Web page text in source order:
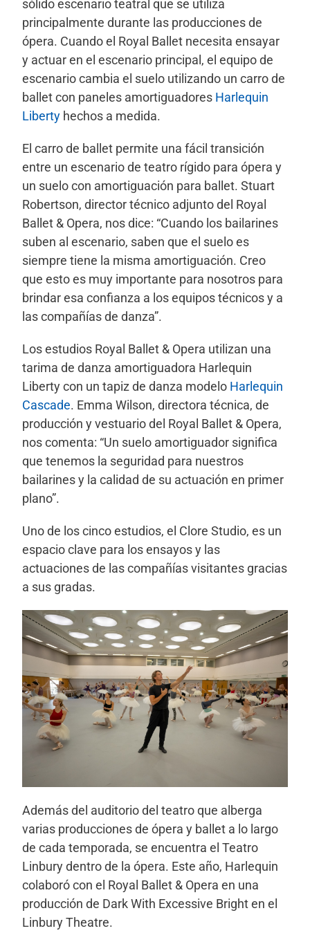
sólido escenario teatral que se utiliza
principalmente durante las producciones de
ópera. Cuando el Royal Ballet necesita ensayar
y actuar en el escenario principal, el equipo de
escenario cambia el suelo utilizando un carro de
ballet con paneles amortiguadores Harlequin
Liberty hechos a medida.
El carro de ballet permite una fácil transición
entre un escenario de teatro rígido para ópera y
un suelo con amortiguación para ballet. Stuart
Robertson, director técnico adjunto del Royal
Ballet & Opera, nos dice: “Cuando los bailarines
suben al escenario, saben que el suelo es
siempre tiene la misma amortiguación. Creo
que esto es muy importante para nosotros para
brindar esa confianza a los equipos técnicos y a
las compañías de danza”.
Los estudios Royal Ballet & Opera utilizan una
tarima de danza amortiguadora Harlequin
Liberty con un tapiz de danza modelo Harlequin
Cascade. Emma Wilson, directora técnica, de
producción y vestuario del Royal Ballet & Opera,
nos comenta: “Un suelo amortiguador significa
que tenemos la seguridad para nuestros
bailarines y la calidad de su actuación en primer
plano”.
Uno de los cinco estudios, el Clore Studio, es un
espacio clave para los ensayos y las
actuaciones de las compañías visitantes gracias
a sus gradas.
Además del auditorio del teatro que alberga
varias producciones de ópera y ballet a lo largo
de cada temporada, se encuentra el Teatro
Linbury dentro de la ópera. Este año, Harlequin
colaboró con el Royal Ballet & Opera en una
producción de Dark With Excessive Bright en el
Linbury Theatre.